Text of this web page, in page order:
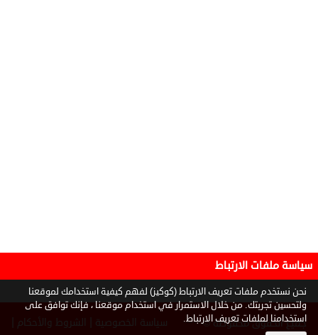
جميع الحقوق محفوظة ©
سياسة الخصوصية الشروط والأحكام
سياسة ملفات الارتباط
نحن نستخدم ملفات تعريف الارتباط (كوكيز) لفهم كيفية استخدامك لموقعنا
ولتحسين تجربتك. من خلال الاستمرار في استخدام موقعنا ، فإنك توافق على
استخدامنا لملفات تعريف الارتباط.